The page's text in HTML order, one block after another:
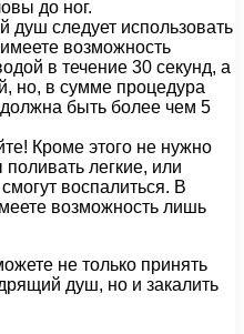
до ног.
душ следует использовать
возможность
в течение 30 секунд, а
но, в сумме процедура
быть более чем 5
Кроме этого не нужно
легкие, или
воспалиться. В
возможность лишь
не только принять
душ, но и закалить